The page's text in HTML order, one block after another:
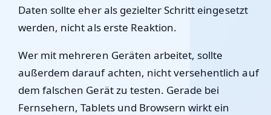
Daten sollte eher als gezielter Schritt eingesetzt
werden, nicht als erste Reaktion.
Wer mit mehreren Geräten arbeitet, sollte
außerdem darauf achten, nicht versehentlich auf
dem falschen Gerät zu testen. Gerade bei
Fernsehern, Tablets und Browsern wirkt ein